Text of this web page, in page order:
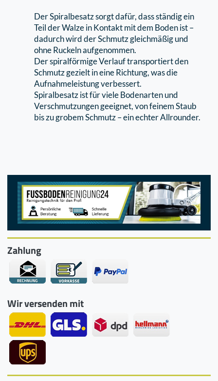
Der Spiralbesatz sorgt dafür, dass ständig ein
Teil der Walze in Kontakt mit dem Boden ist –
dadurch wird der Schmutz gleichmäßig und
ohne Ruckeln aufgenommen.
Der spiralförmige Verlauf transportiert den
Schmutz gezielt in eine Richtung, was die
Aufnahmeleistung verbessert.
Spiralbesatz ist für viele Bodenarten und
Verschmutzungen geeignet, von feinem Staub
bis zu grobem Schmutz – ein echter Allrounder.
Zahlung
Wir versenden mit